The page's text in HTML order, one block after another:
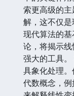
索更高级的
解，这不仅
现代算法的
论，将揭示
强大的工具
具象化处理
代数概念，